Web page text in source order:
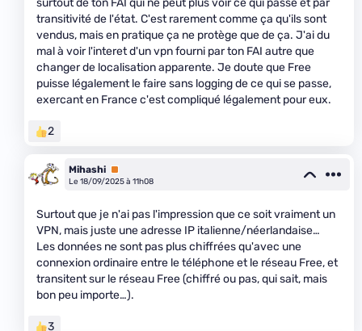
surtout de ton FAI qui ne peut plus voir ce qui passe et par
transitivité de l'état. C'est rarement comme ça qu'ils sont
vendus, mais en pratique ça ne protège que de ça. J'ai du
mal à voir l'interet d'un vpn fourni par ton FAI autre que
changer de localisation apparente. Je doute que Free
puisse légalement le faire sans logging de ce qui se passe,
exercant en France c'est compliqué légalement pour eux.
2
Mihashi Premium
Le 18/09/2025 à 11h08
Surtout que je n'ai pas l'impression que ce soit vraiment un
VPN, mais juste une adresse IP italienne/néerlandaise…
Les données ne sont pas plus chiffrées qu'avec une
connexion ordinaire entre le téléphone et le réseau Free, et
transitent sur le réseau Free (chiffré ou pas, qui sait, mais
bon peu importe…).
3